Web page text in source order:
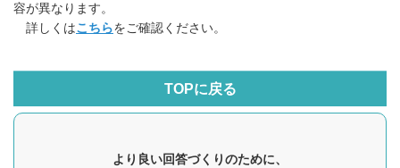
容が異なります。
詳しくはこちらをご確認ください。
TOPに戻る
より良い回答づくりのために、